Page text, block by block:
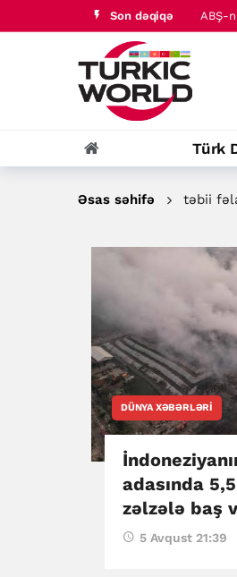
Son dəqiqə
Türk
Əsas səhifə təbii
DÜNYA XƏBƏRLƏRI
adasında
zəlzələ baş
5 Avqust 21:39